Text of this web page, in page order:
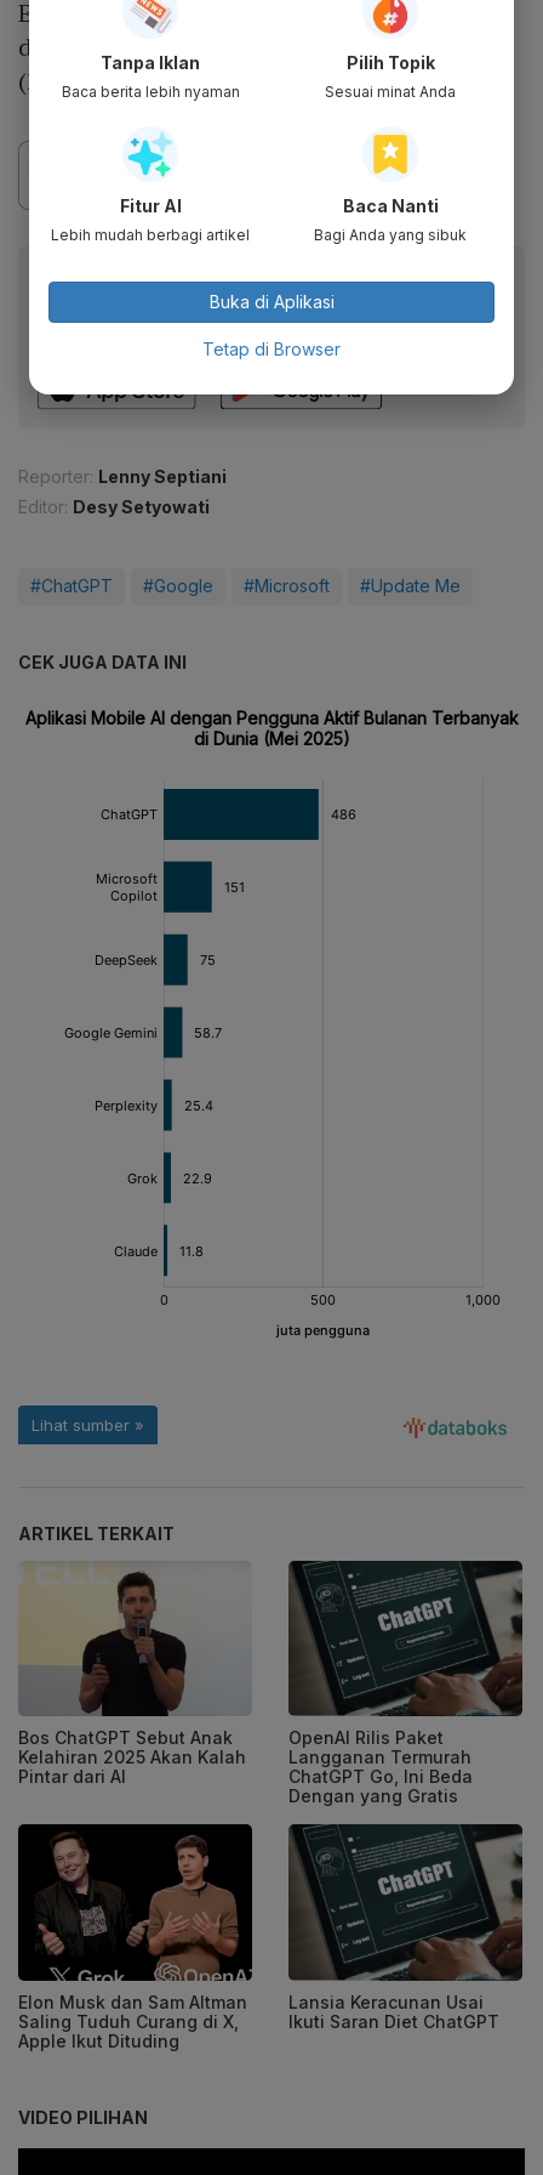
E,” demikian isi laporan
The New York Times
dikutip dari
, bulan lalu
(25/12/2022).
Dapatkan pengalaman membaca lebih nyaman dan nikmati
Reporter: Lenny Septiani
Editor: Desy Setyowati
#ChatGPT #Google #Microsoft #Update Me
CEK JUGA DATA INI
ARTIKEL TERKAIT
Bos ChatGPT Sebut Anak
Kelahiran 2025 Akan Kalah
Pintar dari AI
OpenAI Rilis Paket
Langganan Termurah
ChatGPT Go, Ini Beda
Dengan yang Gratis
Elon Musk dan Sam Altman
Saling Tuduh Curang di X,
Apple Ikut Dituding
Lansia Keracunan Usai
Ikuti Saran Diet ChatGPT
VIDEO PILIHAN
Tanpa Iklan
Baca berita lebih nyaman
Pilih Topik
Sesuai minat Anda
Fitur AI
Lebih mudah berbagi artikel
Baca Nanti
Bagi Anda yang sibuk
Buka di Aplikasi
Tetap di Browser